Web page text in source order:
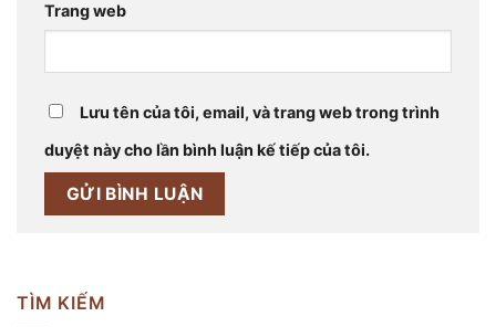
Trang web
Lưu tên của tôi, email, và trang web trong trình
duyệt này cho lần bình luận kế tiếp của tôi.
TÌM KIẾM